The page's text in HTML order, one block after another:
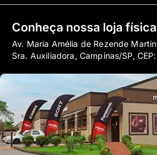
Conheça nossa loja física
Av. Maria Amélia de Rezende
Sra. Auxiliadora, Campinas/SP,